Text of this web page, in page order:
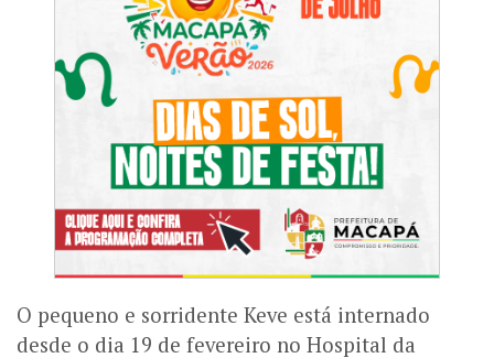
O pequeno e sorridente Keve está internado
desde o dia 19 de fevereiro no Hospital da